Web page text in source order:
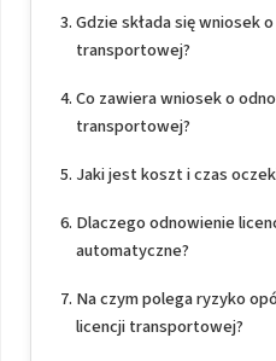
Gdzie składa się wniosek
transportowej?
Co zawiera wniosek o
transportowej?
Jaki jest koszt i czas
Dlaczego odnowienie
automatyczne?
Na czym polega ryzyko
licencji transportowej?